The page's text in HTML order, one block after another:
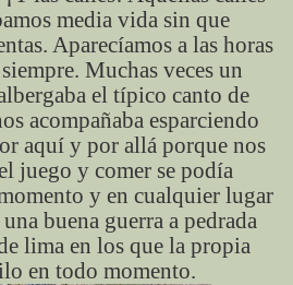
media vida sin que
Aparecíamos a las horas
Muchas veces un
el típico canto de
acompañaba esparciendo
aquí y por allá porque nos
juego y comer se podía
y en cualquier lugar
buena guerra a pedrada
lima en los que la propia
en todo momento.